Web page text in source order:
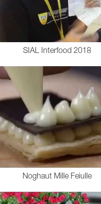
SIAL Interfood 2018
Noghaut Mille Feiulle